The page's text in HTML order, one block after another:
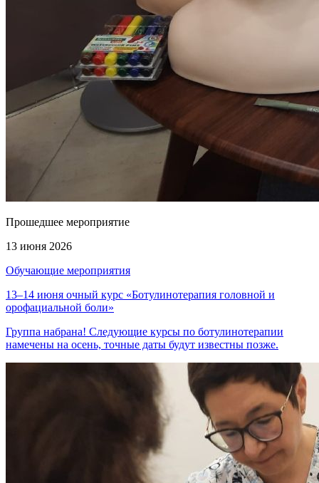
Прошедшее мероприятие
13 июня 2026
Обучающие мероприятия
13–14 июня очный курс «Ботулинотерапия головной и
орофациальной боли»
Группа набрана! Следующие курсы по ботулинотерапии
намечены на осень, точные даты будут известны позже.